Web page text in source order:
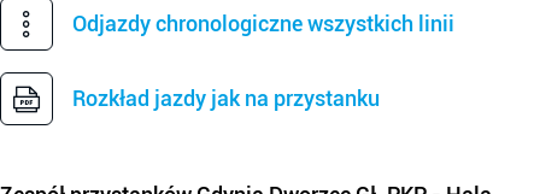
Odjazdy chronologiczne wszystkich linii
Rozkład jazdy jak na przystanku